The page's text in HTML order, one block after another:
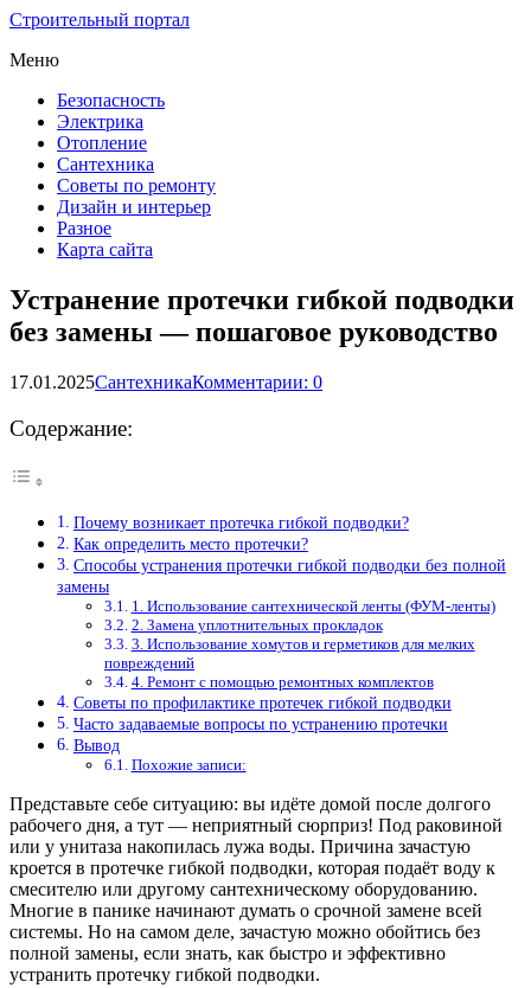
Строительный портал
Меню
Безопасность
Электрика
Отопление
Сантехника
Советы по ремонту
Дизайн и интерьер
Разное
Карта сайта
Устранение протечки гибкой подводки
без замены — пошаговое руководство
17.01.2025СантехникаКомментарии: 0
Содержание:
Почему возникает протечка гибкой подводки?
Как определить место протечки?
Способы устранения протечки гибкой подводки без полной
замены
1. Использование сантехнической ленты (ФУМ-ленты)
2. Замена уплотнительных прокладок
3. Использование хомутов и герметиков для мелких
повреждений
4. Ремонт с помощью ремонтных комплектов
Советы по профилактике протечек гибкой подводки
Часто задаваемые вопросы по устранению протечки
Вывод
Похожие записи:
Представьте себе ситуацию: вы идёте домой после долгого
рабочего дня, а тут — неприятный сюрприз! Под раковиной
или у унитаза накопилась лужа воды. Причина зачастую
кроется в протечке гибкой подводки, которая подаёт воду к
смесителю или другому сантехническому оборудованию.
Многие в панике начинают думать о срочной замене всей
системы. Но на самом деле, зачастую можно обойтись без
полной замены, если знать, как быстро и эффективно
устранить протечку гибкой подводки.